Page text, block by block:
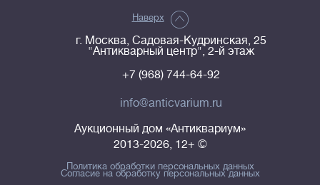
Наверх
г. Москва, Садовая-Кудринская, 25
"Антикварный центр", 2-й этаж
+7 (968) 744-64-92
info@anticvarium.ru
Аукционный дом «Антиквариум»
2013-2026, 12+ ©
Политика обработки персональных данных
Согласие на обработку персональных данных